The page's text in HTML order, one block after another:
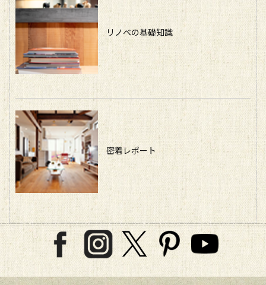
リノベの基礎知識
密着レポート